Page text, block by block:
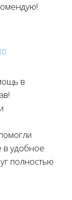
в
в удобное
полностью